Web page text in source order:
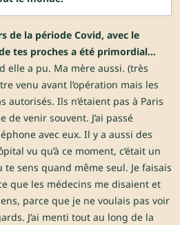
de la période Covid, avec le
tes proches a été primordial…
elle a pu. Ma mère aussi. (très
venu avant l’opération mais les
autorisés. Ils n’étaient pas à Paris
de venir souvent. J’ai passé
avec eux. Il y a aussi des
vu qu’à ce moment, c’était un
sens quand même seul. Je faisais
que les médecins me disaient et
parce que je ne voulais pas voir
J’ai menti tout au long de la